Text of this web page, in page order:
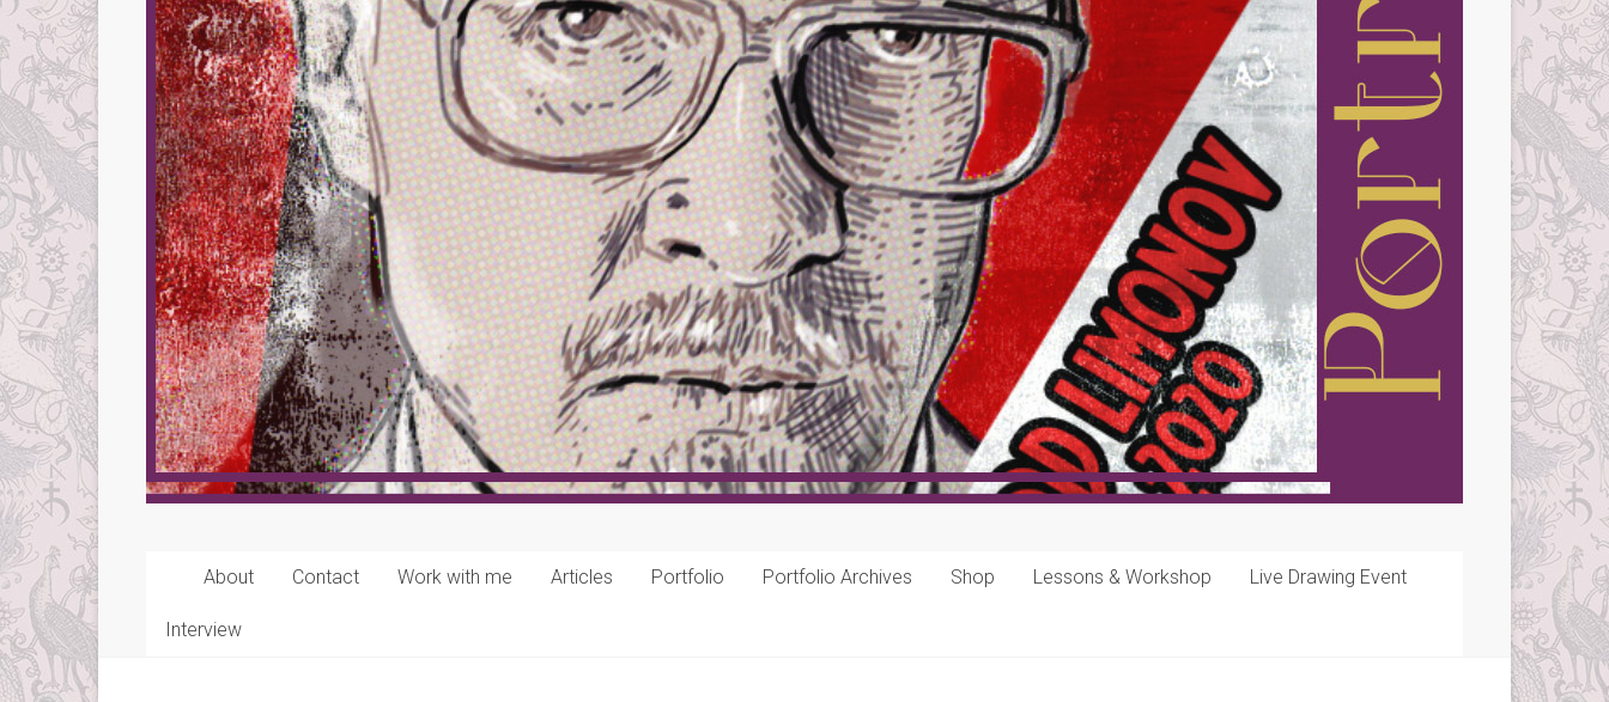
About Contact Work with me Articles Portfolio Portfolio Archives Shop Lessons & Workshop Live Drawing Event
Interview